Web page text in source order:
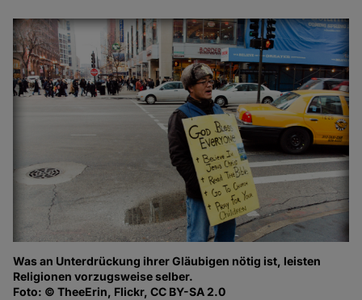
Was an Unterdrückung ihrer Gläubigen nötig ist, leisten
Religionen vorzugsweise selber.
Foto: © TheeErin, Flickr, CC BY-SA 2.0